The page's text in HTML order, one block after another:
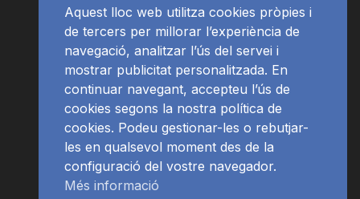
Aquest lloc web utilitza cookies pròpies i
de tercers per millorar l’experiència de
navegació, analitzar l’ús del servei i
mostrar publicitat personalitzada. En
continuar navegant, accepteu l’ús de
cookies segons la nostra política de
cookies. Podeu gestionar-les o rebutjar-
les en qualsevol moment des de la
configuració del vostre navegador.
Més informació